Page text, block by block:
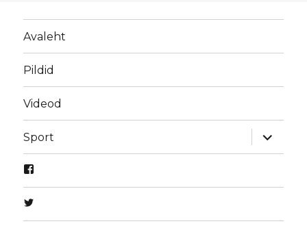
Avaleht
Pildid
Videod
Sport
laienda